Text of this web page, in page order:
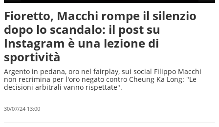
Fioretto, Macchi rompe il silenzio
dopo lo scandalo: il post su
Instagram è una lezione di
sportività
Argento in pedana, oro nel fairplay, sui social Filippo Macchi
non recrimina per l'oro negato contro Cheung Ka Long: "Le
decisioni arbitrali vanno rispettate".
30/07/24 13:00